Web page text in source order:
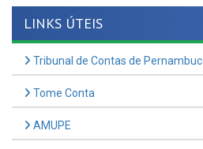
Tribunal de Contas de Pernambuco
Tome Conta
AMUPE
Governo de Pernambuco